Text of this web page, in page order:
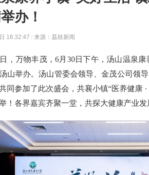
办！
16:32:47 来源：荔枝新闻
，万物丰茂，6月30日下午，汤山温泉
山举办。汤山管委会领导、金茂公司领
同参加了此次盛会， 共襄小镇“医养健康
！ 各界嘉宾齐聚一堂， 共探大健康产业